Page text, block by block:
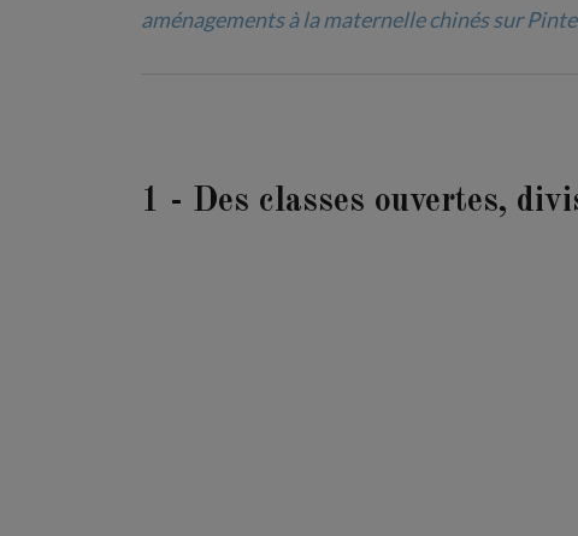
aménagements à la maternelle chinés sur
1 - Des classes ouvertes,